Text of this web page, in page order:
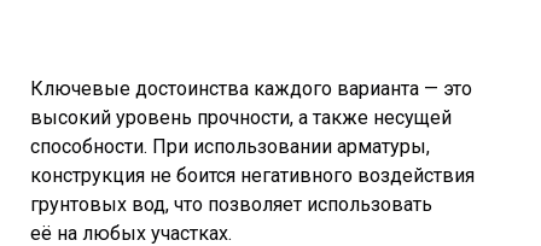
Ключевые достоинства каждого варианта — это
высокий уровень прочности, а также несущей
способности. При использовании арматуры,
конструкция не боится негативного воздействия
грунтовых вод, что позволяет использовать
её на любых участках.